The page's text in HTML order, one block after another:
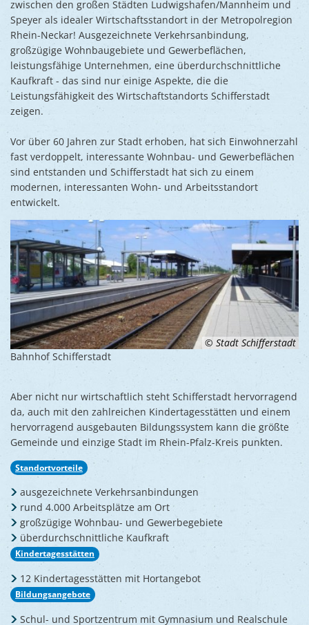
Ukraine
Wahlen
Wir als
Bauen,
zwischen den großen Städten Ludwigshafen/Mannheim und
Speyer als idealer Wirtschaftsstandort in der Metropolregion
Rhein-Neckar! Ausgezeichnete Verkehrsanbindung,
großzügige Wohnbaugebiete und Gewerbeflächen,
leistungsfähige Unternehmen, eine überdurchschnittliche
Kaufkraft - das sind nur einige Aspekte, die die
Leistungsfähigkeit des Wirtschaftstandorts Schifferstadt
zeigen.
Vor über 60 Jahren zur Stadt erhoben, hat sich Einwohnerzahl
fast verdoppelt, interessante Wohnbau- und Gewerbeflächen
sind entstanden und Schifferstadt hat sich zu einem
modernen, interessanten Wohn- und Arbeitsstandort
entwickelt.
© Stadt Schifferstadt
Bahnhof Schifferstadt
Aber nicht nur wirtschaftlich steht Schifferstadt hervorragend
da, auch mit den zahlreichen Kindertagesstätten und einem
hervorragend ausgebauten Bildungssystem kann die größte
Gemeinde und einzige Stadt im Rhein-Pfalz-Kreis punkten.
Standortvorteile
ausgezeichnete Verkehrsanbindungen
rund 4.000 Arbeitsplätze am Ort
großzügige Wohnbau- und Gewerbegebiete
überdurchschnittliche Kaufkraft
Kindertagesstätten
12 Kindertagesstätten mit Hortangebot
Bildungsangebote
Schul- und Sportzentrum mit Gymnasium und Realschule